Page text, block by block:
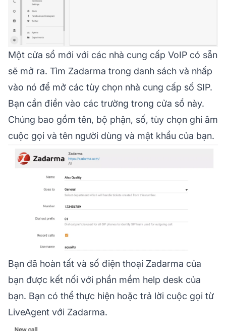
Một cửa sổ mới với các nhà cung cấp VoIP có sẵn
sẽ mở ra. Tìm Zadarma trong danh sách và nhấp
vào nó để mở các tùy chọn nhà cung cấp số SIP.
Bạn cần điền vào các trường trong cửa sổ này.
Chúng bao gồm tên, bộ phận, số, tùy chọn ghi âm
cuộc gọi và tên người dùng và mật khẩu của bạn.
Bạn đã hoàn tất và số điện thoại Zadarma của
bạn được kết nối với phần mềm help desk của
bạn. Bạn có thể thực hiện hoặc trả lời cuộc gọi từ
LiveAgent với Zadarma.